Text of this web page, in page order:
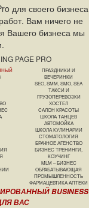
для своего бизнеса
Вам ничего не
Вашего бизнеса мы
PAGE PRO
ПРАЗДНИКИ И
ВЕЧЕРИНКИ
SEO, SMM, SMO, SEA
ТАКСИ И
ГРУЗОПЕРЕВОЗКИ
ХОСТЕЛ
САЛОН КРАСОТЫ
ШКОЛА ТАНЦЕВ
АВТОМОЙКА
ШКОЛА КУЛИНАРИИ
СТОМАТОЛОГИЯ
БРАЧНОЕ АГЕНСТВО
БИЗНЕС ТРЕНИНГИ,
КОУЧИНГ
MLM – БИЗНЕС
ОБРАБАТЫВАЮЩАЯ
ПРОМЫШЛЕННОСТЬ
ФАРМАЦЕВТИКА АПТЕКИ
BUSINESS
ВАС